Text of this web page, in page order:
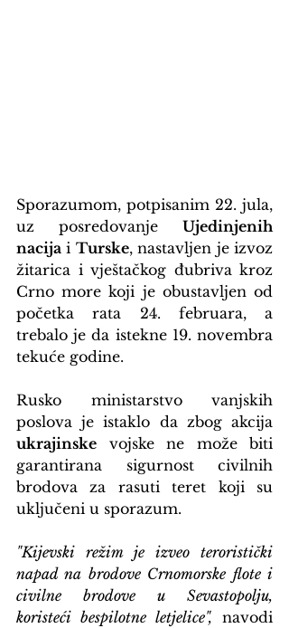
Sporazumom, potpisanim 22. jula,
uz posredovanje Ujedinjenih
nacija i Turske, nastavljen je izvoz
žitarica i vještačkog đubriva kroz
Crno more koji je obustavljen od
početka rata 24. februara, a
trebalo je da istekne 19. novembra
tekuće godine.
Rusko ministarstvo vanjskih
ukrajinske vojske ne može biti
garantirana sigurnost civilnih
brodova za rasuti teret koji su
uključeni u sporazum.
"Kijevski režim je izveo teroristički
napad na brodove Crnomorske flote i
civilne brodove u Sevastopolju,
koristeći bespilotne letjelice", navodi